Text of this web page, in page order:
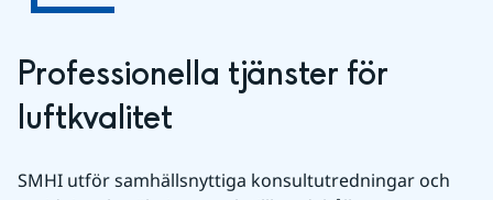
Professionella tjänster för
luftkvalitet
SMHI utför samhällsnyttiga konsultutredningar och